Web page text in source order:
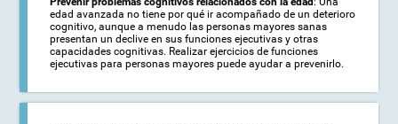
edad avanzada no tiene por qué ir acompañado de un deterioro
cognitivo, aunque a menudo las personas mayores sanas
presentan un declive en sus funciones ejecutivas y otras
capacidades cognitivas. Realizar ejercicios de funciones
ejecutivas para personas mayores puede ayudar a prevenirlo.